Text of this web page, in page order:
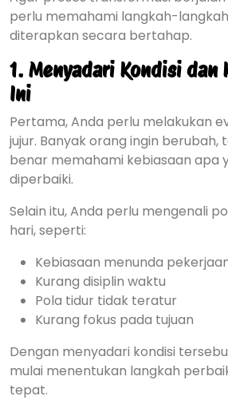
perlu memahami langkah-
diterapkan secara bertahap.
1. Menyadari Kondisi dan
Ini
Pertama, Anda perlu melakukan
jujur. Banyak orang ingin
benar memahami kebiasaan apa
diperbaiki.
Selain itu, Anda perlu mengenali
hari, seperti:
Kebiasaan menunda
Kurang disiplin waktu
Pola tidur tidak teratur
Kurang fokus pada tujuan
Dengan menyadari kondisi
mulai menentukan langkah
tepat.